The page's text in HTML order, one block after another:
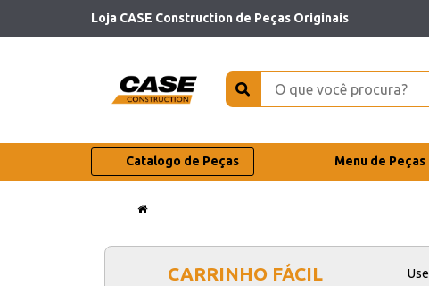
Loja CASE Construction de Peças Originais
Catalogo de Peças Menu de Peças
CARRINHO FÁCIL